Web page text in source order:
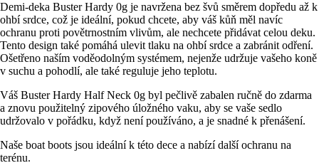
Demi-deka Buster Hardy 0g je navržena bez švů směrem dopředu až k
ohbí srdce, což je ideální, pokud chcete, aby váš kůň měl navíc
ochranu proti povětrnostním vlivům, ale nechcete přidávat celou deku.
Tento design také pomáhá ulevit tlaku na ohbí srdce a zabránit odření.
Ošetřeno naším voděodolným systémem, nejenže udržuje vašeho koně
v suchu a pohodlí, ale také reguluje jeho teplotu.
Váš Buster Hardy Half Neck 0g byl pečlivě zabalen ručně do zdarma
a znovu použitelný zipového úložného vaku, aby se vaše sedlo
udržovalo v pořádku, když není používáno, a je snadné k přenášení.
Naše boat boots jsou ideální k této dece a nabízí další ochranu na
terénu.